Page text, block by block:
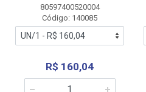
80597400520004
Código: 140085
R$ 160,04